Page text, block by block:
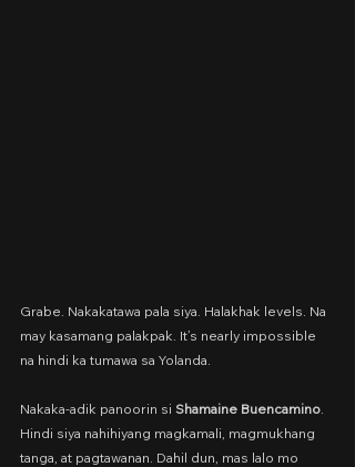
Grabe. Nakakatawa pala siya. Halakhak levels. Na
may kasamang palakpak. It’s nearly impossible
na hindi ka tumawa sa Yolanda.
Nakaka-adik panoorin si Shamaine Buencamino.
Hindi siya nahihiyang magkamali, magmukhang
tanga, at pagtawanan. Dahil dun, mas lalo mo